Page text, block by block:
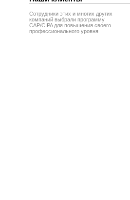
Сотрудники этих и многих других
компаний выбрали программу
CAP/CIPA для повышения своего
профессионального уровня